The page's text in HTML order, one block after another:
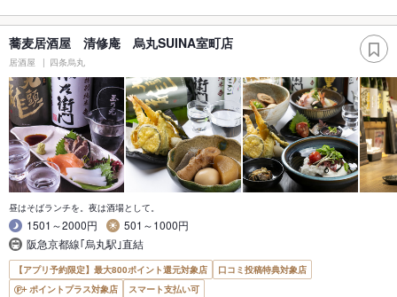
蕎麦居酒屋 清修庵 烏丸SUINA室町店
居酒屋 四条烏丸
昼はそばランチを。夜は酒場として。
1501～2000円
501～1000円
阪急京都線｢烏丸駅｣直結
【アプリ予約限定】最大800ポイント還元対象店
口コミ投稿特典対象店
ポイントプラス対象店
スマート支払い可